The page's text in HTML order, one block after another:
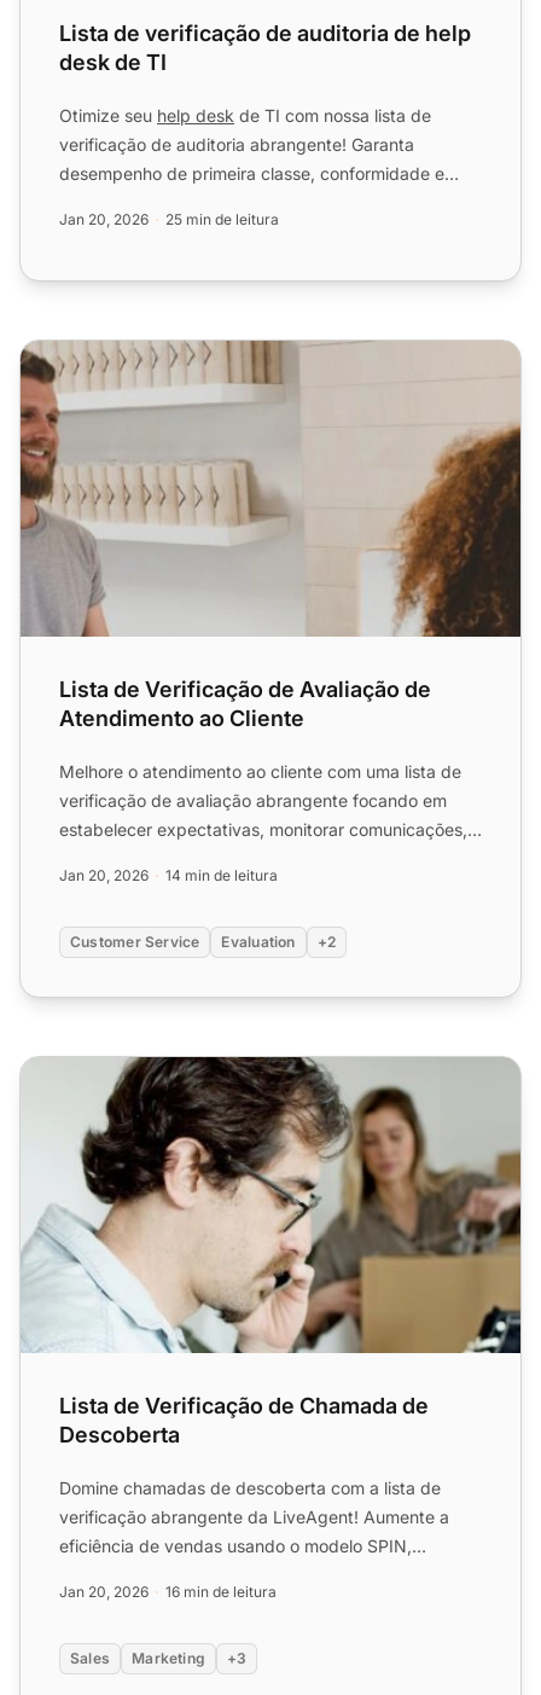
Lista de verificação de auditoria de help
desk de TI
Otimize seu help desk de TI com nossa lista de
verificação de auditoria abrangente! Garanta
desempenho de primeira classe, conformidade e
Jan 20, 2026 25 min de leitura
Lista de Verificação de Avaliação de Atendimento ao
Lista de Verificação de Avaliação de
Atendimento ao Cliente
Melhore o atendimento ao cliente com uma lista de
verificação de avaliação abrangente focando em
estabelecer expectativas, monitorar comunicações,
Jan 20, 2026 14 min de leitura
Customer Service Evaluation +2
Lista de Verificação de Chamada de Descoberta
Lista de Verificação de Chamada de
Descoberta
Domine chamadas de descoberta com a lista de
verificação abrangente da LiveAgent! Aumente a
eficiência de vendas usando o modelo SPIN,
Jan 20, 2026 16 min de leitura
Sales Marketing +3